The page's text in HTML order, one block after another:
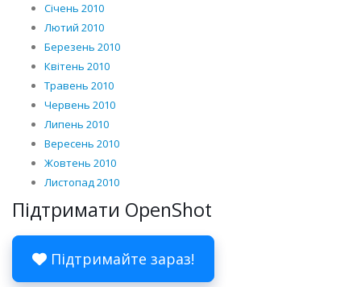
Січень 2010
Лютий 2010
Березень 2010
Квітень 2010
Травень 2010
Червень 2010
Липень 2010
Вересень 2010
Жовтень 2010
Листопад 2010
Підтримати OpenShot
Підтримайте зараз!